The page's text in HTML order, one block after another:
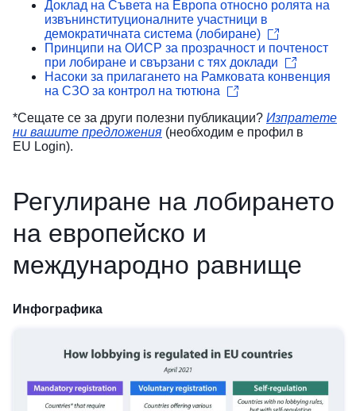
Доклад на Съвета на Европа относно ролята на
извънинституционалните участници в
демократичната система (лобиране)
Принципи на ОИСР за прозрачност и почтеност
при лобиране и свързани с тях доклади
Насоки за прилагането на Рамковата конвенция
на СЗО за контрол на тютюна
*Сещате се за други полезни публикации? Изпратете
ни вашите предложения (необходим е профил в
EU Login).
Регулиране на лобирането
на европейско и
международно равнище
Инфографика